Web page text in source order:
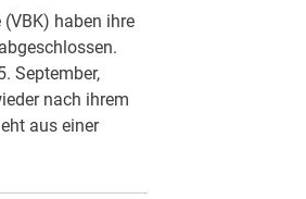
(VBK) haben ihre
September,
nach ihrem
aus einer